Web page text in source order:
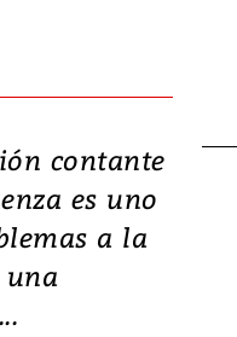
contante
es uno
a la
Terremoto
y graves